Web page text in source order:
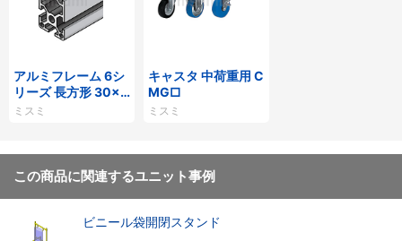
アルミフレーム 6シ
リーズ 長方形 30×6
0mm 2列溝 4面溝
ミスミ
キャスタ 中荷重用 C
MG□
ミスミ
この商品に関連するユニット事例
ビニール袋開閉スタンド